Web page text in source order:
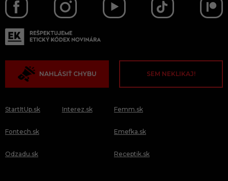
NAHLÁSIŤ CHYBU SEM NEKLIKAJ!
StartItUp.sk
Fontech.sk
Odzadu.sk
Interez.sk Femm.sk
Emefka.sk
Receptik.sk